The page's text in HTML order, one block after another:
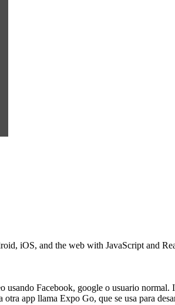
iOS, and the web with JavaScript and
Facebook, google o usuario
app llama Expo Go, que se usa para